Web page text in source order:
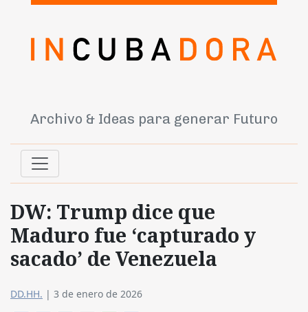
Archivo & Ideas para generar Futuro
DW: Trump dice que
Maduro fue ‘capturado y
sacado’ de Venezuela
DD.HH. | 3 de enero de 2026